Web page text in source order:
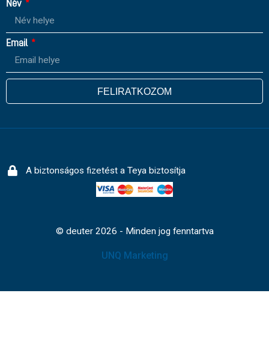
Név
Email
FELIRATKOZOM
A biztonságos fizetést a Teya biztosítja
© deuter 2026 - Minden jog fenntartva
UNQ Marketing